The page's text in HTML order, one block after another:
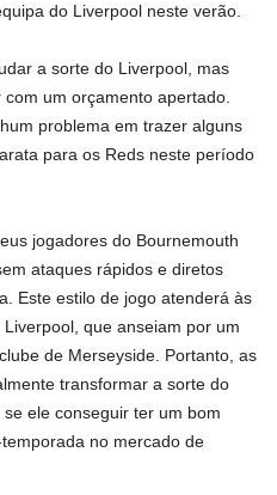
do Liverpool neste verão.
a sorte do Liverpool, mas
um orçamento apertado.
problema em trazer alguns
para os Reds neste período
jogadores do Bournemouth
ataques rápidos e diretos
Este estilo de jogo atenderá às
que anseiam por um
de Merseyside. Portanto, as
transformar a sorte do
ele conseguir ter um bom
no mercado de